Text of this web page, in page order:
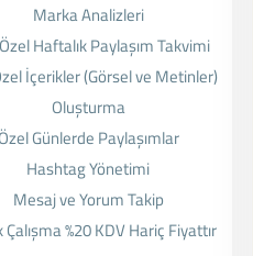
Marka Analizleri
Haftalık Paylaşım Takvimi
İçerikler (Görsel ve Metinler)
Oluşturma
Özel Günlerde Paylaşımlar
Hashtag Yönetimi
Mesaj ve Yorum Takip
Çalışma %20 KDV Hariç Fiyattır